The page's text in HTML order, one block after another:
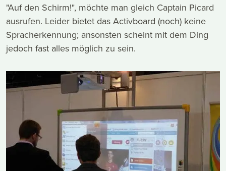
"Auf den Schirm!", möchte man gleich Captain Picard
ausrufen. Leider bietet das Activboard (noch) keine
Spracherkennung; ansonsten scheint mit dem Ding
jedoch fast alles möglich zu sein.